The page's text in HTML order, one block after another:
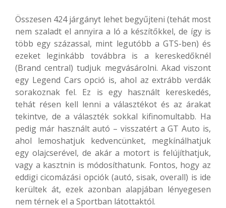
Összesen 424 járgányt lehet begyűjteni (tehát most
nem szaladt el annyira a ló a készítőkkel, de így is
több egy százassal, mint legutóbb a GTS-ben) és
ezeket leginkább továbbra is a kereskedőknél
(Brand central) tudjuk megvásárolni. Akad viszont
egy Legend Cars opció is, ahol az extrább verdák
sorakoznak fel. Ez is egy használt kereskedés,
tehát résen kell lenni a választékot és az árakat
tekintve, de a választék sokkal kifinomultabb. Ha
pedig már használt autó – visszatért a GT Auto is,
ahol lemoshatjuk kedvencünket, megkínálhatjuk
egy olajcserével, de akár a motort is felújíthatjuk,
vagy a kasztnin is módosíthatunk. Fontos, hogy az
eddigi cicomázási opciók (autó, sisak, overall) is ide
kerültek át, ezek azonban alapjában lényegesen
nem térnek el a Sportban látottaktól.